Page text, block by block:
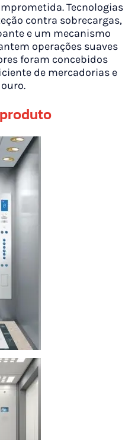
Tecnologias
contra sobrecargas,
e um mecanismo
operações suaves
foram concebidos
de mercadorias e